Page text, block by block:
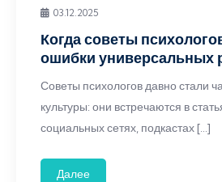
03.12.2025
Когда советы
ошибки универсальных
Советы психологов давно стали
культуры: они встречаются в
социальных сетях, подкастах […]
Далее